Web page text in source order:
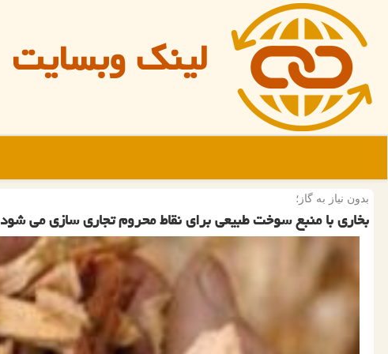
لینک وبسایت
بدون نیاز به گاز؛
بخاری با منبع سوخت طبیعی برای نقاط محروم تجاری سازی می شود